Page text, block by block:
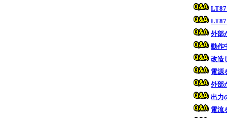
外部
動作
改造
電源
外部
出力
電流